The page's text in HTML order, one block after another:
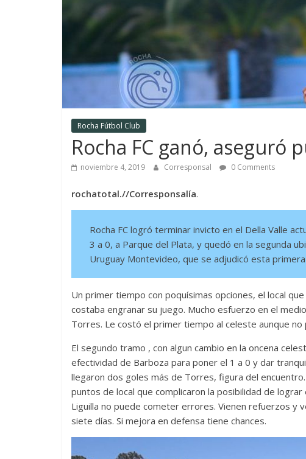
Rocha Fútbol Club
Rocha FC ganó, aseguró
noviembre 4, 2019 Corresponsal 0 Comments
rochatotal.//Corresponsalía.
Rocha FC logró terminar invicto en el Della Valle
3 a 0, a Parque del Plata, y quedó en la segunda
Uruguay Montevideo, que se adjudicó esta
Un primer tiempo con poquísimas opciones, el local
costaba engranar su juego. Mucho esfuerzo en el
Torres. Le costó el primer tiempo al celeste aunque no
El segundo tramo , con algun cambio en la oncena
efectividad de Barboza para poner el 1 a 0 y dar
llegaron dos goles más de Torres, figura del
puntos de local que complicaron la posibilidad de
Liguilla no puede cometer errores. Vienen refuerzos y
siete días. Si mejora en defensa tiene chances.